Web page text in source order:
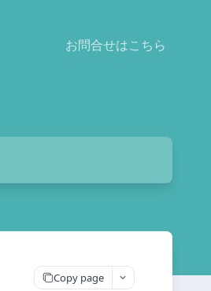
お問合せはこちら
Copy page